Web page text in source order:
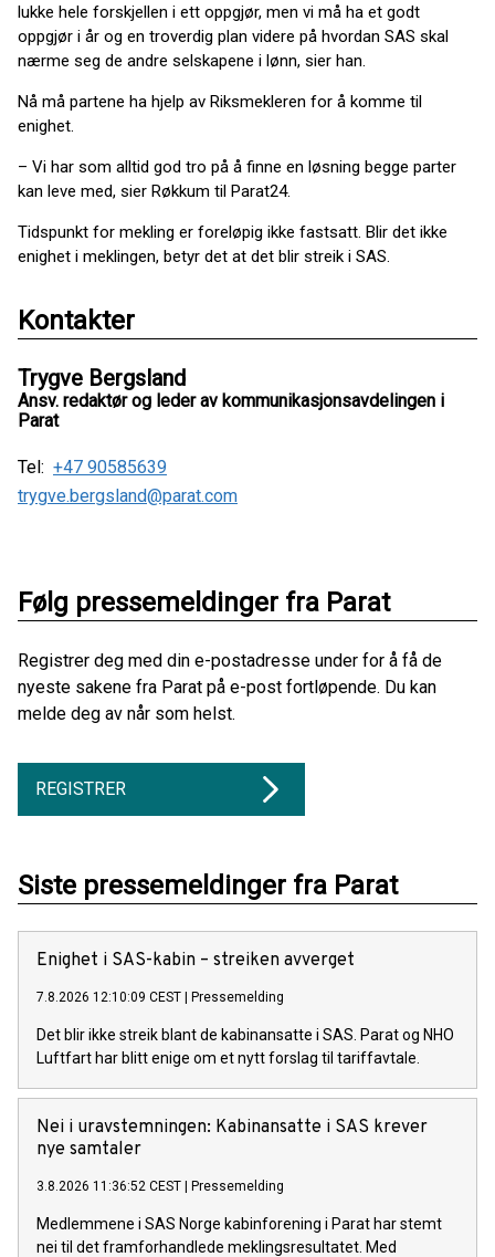
lukke hele forskjellen i ett oppgjør, men vi må ha et godt
oppgjør i år og en troverdig plan videre på hvordan SAS skal
nærme seg de andre selskapene i lønn, sier han.
Nå må partene ha hjelp av Riksmekleren for å komme til
enighet.
– Vi har som alltid god tro på å finne en løsning begge parter
kan leve med, sier Røkkum til Parat24.
Tidspunkt for mekling er foreløpig ikke fastsatt. Blir det ikke
enighet i meklingen, betyr det at det blir streik i SAS.
Kontakter
Trygve Bergsland
Ansv. redaktør og leder av kommunikasjonsavdelingen i
Parat
Tel: +47 90585639
trygve.bergsland@parat.com
Følg pressemeldinger fra Parat
Registrer deg med din e-postadresse under for å få de
nyeste sakene fra Parat på e-post fortløpende. Du kan
melde deg av når som helst.
REGISTRER
Siste pressemeldinger fra Parat
Enighet i SAS-kabin – streiken avverget
7.8.2026 12:10:09 CEST Pressemelding
Det blir ikke streik blant de kabinansatte i SAS. Parat og NHO
Luftfart har blitt enige om et nytt forslag til tariffavtale.
Nei i uravstemningen: Kabinansatte i SAS krever
nye samtaler
3.8.2026 11:36:52 CEST Pressemelding
Medlemmene i SAS Norge kabinforening i Parat har stemt
nei til det framforhandlede meklingsresultatet. Med